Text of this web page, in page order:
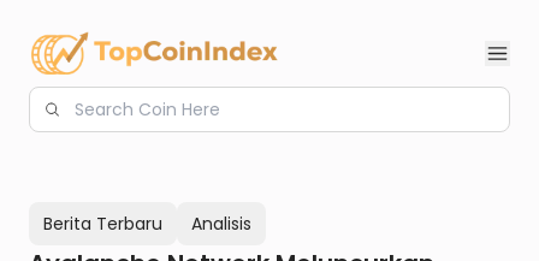
Login
Email
Berita Terbaru Analisis